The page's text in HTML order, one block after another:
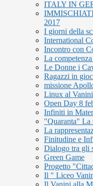
ITALY IN
2017
I giorni della
International
Incontro con
La
Le Donne i
Ragazzi in
missione
Linux al Vanini
Open Day 8
Infiniti in
"Quaranta" La
La
Finitudine e
Dialogo tra gli
Green Game
Progetto
Il " Liceo